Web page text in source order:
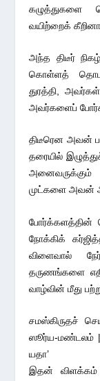
கழுத்துகளை
வயிற்றைக்
அந்த திடீர்
கொள்ளத்
துரத்தி,
அவர்களைப்
திடீரென அவன்
தரையில்
முட்களை அவன்
போர்க்களத்தின்
நோக்கிக்
விளைவால்
தருணங்களை
வாழ்வின் மீது
சமஸ்கிருதச்
ஸூர்ய-மண்டலம்
யதா’
இதன் விளக்கம்